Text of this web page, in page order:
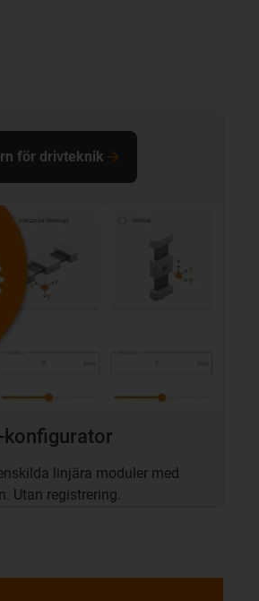
linjära moduler med
Utan registrering.
för drivteknik